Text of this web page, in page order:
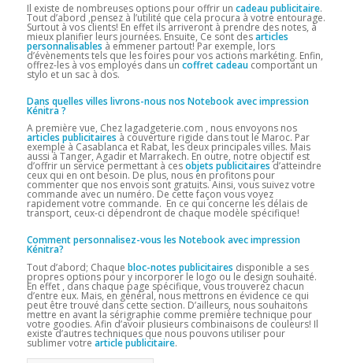
Il existe de nombreuses options pour offrir un cadeau publicitaire.
Tout d’abord ,pensez à l’utilité que cela procura à votre entourage.
Surtout à vos clients! En effet ils arriveront à prendre des notes, à
mieux planifier leurs journées. Ensuite, Ce sont desarticles
personnalisables à emmener partout! Par exemple, lors
d’évènements tels que les foires pour vos actions markéting. Enfin,
offrez-les à vos employés dans un coffret cadeau comportant un
stylo et un sac à dos.
Dans quelles villes livrons-nous nos Notebook avec impression
Kénitra?
A première vue, Chez lagadgeterie.com , nous envoyons nos
articles publicitaires à couverture rigide dans tout le Maroc. Par
exemple à Casablanca et Rabat, les deux principales villes. Mais
aussi à Tanger, Agadir et Marrakech. En outre, notre objectif est
d’offrir un service permettant à cesobjets publicitairesd’atteindre
ceux qui en ont besoin. De plus, nous en profitons pour
commenter que nos envois sont gratuits. Ainsi, vous suivez votre
commande avec un numéro. De cette façon vous voyez
rapidement votre commande. En ce qui concerne les délais de
transport, ceux-ci dépendront de chaque modèle spécifique!
Comment personnalisez-vous les Notebook avec impression
Kénitra?
Tout d’abord; Chaque bloc-notes publicitaires disponible a ses
propres options pour y incorporer le logo ou le design souhaité.
En effet , dans chaque page spécifique, vous trouverez chacun
d’entre eux. Mais, en général, nous mettrons en évidence ce qui
peut être trouvé dans cette section. D’ailleurs, nous souhaitons
mettre en avant la sérigraphie comme première technique pour
votre goodies. Afin d’avoir plusieurs combinaisons de couleurs! Il
existe d’autres techniques que nous pouvons utiliser pour
sublimer votre article publicitaire.